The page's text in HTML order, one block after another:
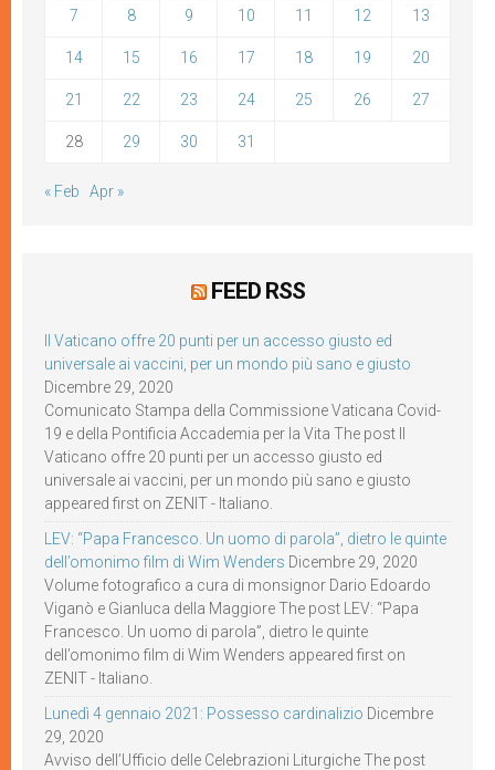
7 8 9 10 11 12 13
14 15 16 17 18 19 20
21 22 23 24 25 26 27
28 29 30 31
« Feb Apr »
FEED RSS
Il Vaticano offre 20 punti per un accesso giusto ed
universale ai vaccini, per un mondo più sano e giusto
Dicembre 29, 2020
Comunicato Stampa della Commissione Vaticana Covid-
19 e della Pontificia Accademia per la Vita The post Il
Vaticano offre 20 punti per un accesso giusto ed
universale ai vaccini, per un mondo più sano e giusto
appeared first on ZENIT - Italiano.
LEV: “Papa Francesco. Un uomo di parola”, dietro le quinte
dell’omonimo film di Wim Wenders Dicembre 29, 2020
Volume fotografico a cura di monsignor Dario Edoardo
Viganò e Gianluca della Maggiore The post LEV: “Papa
Francesco. Un uomo di parola”, dietro le quinte
dell’omonimo film di Wim Wenders appeared first on
ZENIT - Italiano.
Lunedì 4 gennaio 2021: Possesso cardinalizio Dicembre
29, 2020
Avviso dell’Ufficio delle Celebrazioni Liturgiche The post